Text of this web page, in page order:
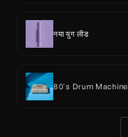
नया युग लीड
80's Drum Machine